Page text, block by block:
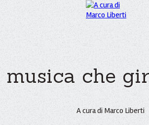
che
A cura di Marco Liberti